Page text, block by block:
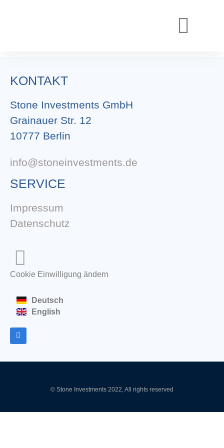
KONTAKT
Stone Investments GmbH
Grainauer Str. 12
10777 Berlin
info@stoneinvestments.de
SERVICE
Impressum
Datenschutz
Cookie Einwilligung ändern
Deutsch
English
© Stone Investments 2022, All rights reserved